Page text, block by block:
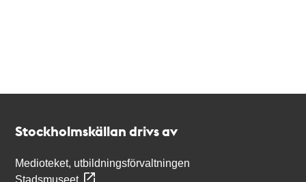
Stockholmskällan drivs av
Medioteket, utbildningsförvaltningen
Stadsmuseet